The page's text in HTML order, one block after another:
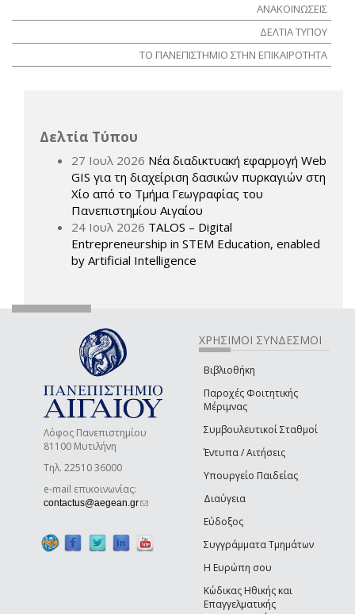
ΑΝΑΚΟΙΝΩΣΕΙΣ
ΔΕΛΤΙΑ ΤΥΠΟΥ
ΤΟ ΠΑΝΕΠΙΣΤΗΜΙΟ ΣΤΗΝ ΕΠΙΚΑΙΡΟΤΗΤΑ
Δελτία Τύπου
27 Ιουλ 2026 Νέα διαδικτυακή εφαρμογή Web
GIS για τη διαχείριση δασικών πυρκαγιών στη
Χίο από το Τμήμα Γεωγραφίας του
Πανεπιστημίου Αιγαίου
24 Ιουλ 2026 TALOS – Digital
Entrepreneurship in STEM Education, enabled
by Artificial Intelligence
Λόφος Πανεπιστημίου
81100 Μυτιλήνη
Τηλ. 22510 36000
e-mail επικοινωνίας:
contactus@aegean.gr(link sends e-mail)
ΧΡΗΣΙΜΟΙ ΣΥΝΔΕΣΜΟΙ
Βιβλιοθήκη
Παροχές Φοιτητικής
Μέριμνας
Συμβουλευτικοί Σταθμοί
Έντυπα / Αιτήσεις
Υπουργείο Παιδείας
Διαύγεια
Εύδοξος
Συγγράμματα Τμημάτων
Η Ευρώπη σου
Κώδικας Ηθικής και
Επαγγελματικής